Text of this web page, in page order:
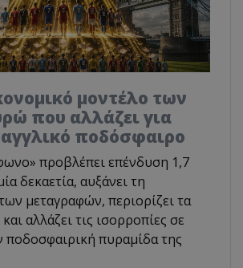
μοντέλο των
που αλλάζει για
ποδόσφαιρο
προβλέπει επένδυση 1,7
δεκαετία, αυξάνει τη
μεταγραφών, περιορίζει τα
αλλάζει τις ισορροπίες σε
πυραμίδα της